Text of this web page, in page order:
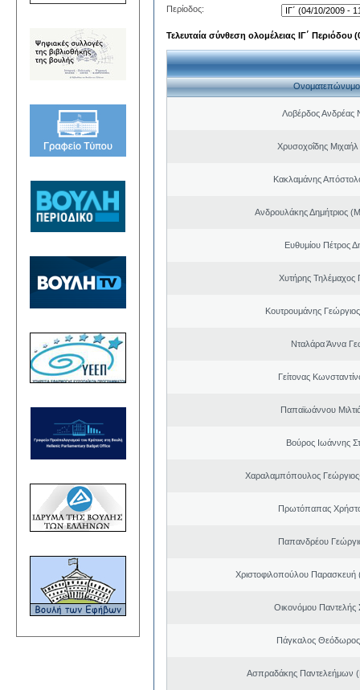
Περίοδος:
Τελευταία σύνθεση ολομέλειας ΙΓ΄ Περιόδου
Ονοματεπώνυμο
Λοβέρδος Ανδρέας
Χρυσοχοΐδης Μιχαήλ
Κακλαμάνης
Ανδρουλάκης Δημήτριος
Ευθυμίου Πέτρος
Χυτήρης Τηλέμαχος
Κουτρουμάνης
Νταλάρα Άννα
Γείτονας
Παπαϊωάννου
Βούρος Ιωάννης
Χαραλαμπόπουλος
Πρωτόπαπας
Παπανδρέου
Χριστοφιλοπούλου Παρασκευή
Οικονόμου Παντελής
Πάγκαλος
Ασπραδάκης Παντελεήμων